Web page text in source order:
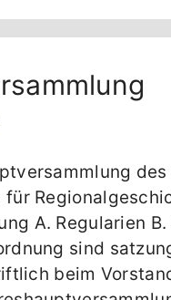
für
A. Regularien
sind
beim